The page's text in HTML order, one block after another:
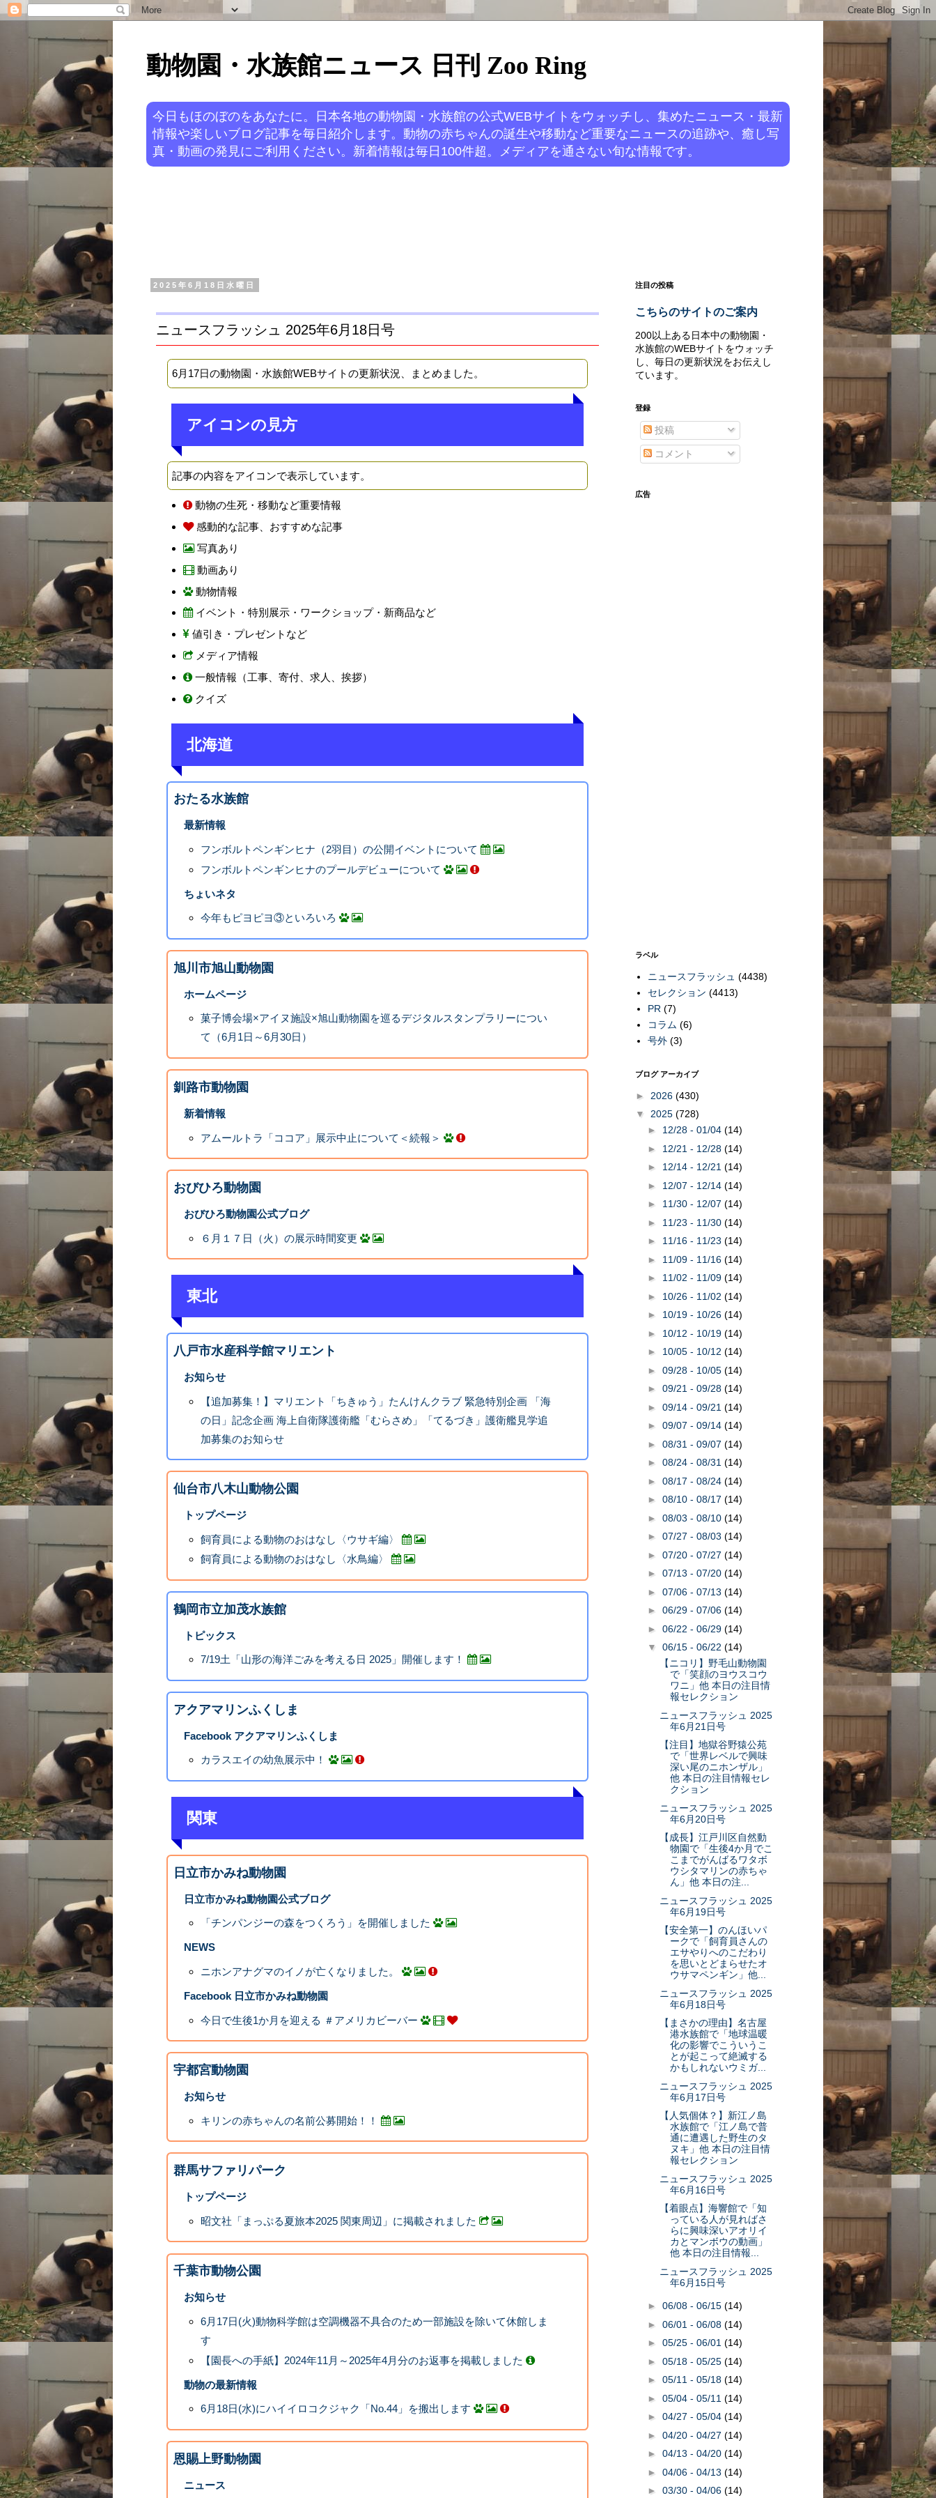
動物園・水族館ニュース 日刊 Zoo Ring
今日もほのぼのをあなたに。日本各地の動物園・水族館の公式WEBサイトをウォッチし、集めたニュース・最新
情報や楽しいブログ記事を毎日紹介します。動物の赤ちゃんの誕生や移動など重要なニュースの追跡や、癒し写
真・動画の発見にご利用ください。新着情報は毎日100件超。メディアを通さない旬な情報です。
2025年6月18日水曜日
ニュースフラッシュ 2025年6月18日号
6月17日の動物園・水族館WEBサイトの更新状況、まとめました。
アイコンの見方
記事の内容をアイコンで表示しています。
動物の生死・移動など重要情報
感動的な記事、おすすめな記事
写真あり
動画あり
動物情報
イベント・特別展示・ワークショップ・新商品など
値引き・プレゼントなど
メディア情報
一般情報（工事、寄付、求人、挨拶）
クイズ
北海道
おたる水族館
最新情報
フンボルトペンギンヒナ（2羽目）の公開イベントについて
フンボルトペンギンヒナのプールデビューについて
ちょいネタ
今年もピヨピヨ③といろいろ
旭川市旭山動物園
ホームページ
菓子博会場×アイヌ施設×旭山動物園を巡るデジタルスタンプラリーについ
て（6月1日～6月30日）
釧路市動物園
新着情報
アムールトラ「ココア」展示中止について＜続報＞
おびひろ動物園
おびひろ動物園公式ブログ
６月１７日（火）の展示時間変更
東北
八戸市水産科学館マリエント
お知らせ
【追加募集！】マリエント「ちきゅう」たんけんクラブ 緊急特別企画 「海
の日」記念企画 海上自衛隊護衛艦「むらさめ」「てるづき」護衛艦見学追
加募集のお知らせ
仙台市八木山動物公園
トップページ
飼育員による動物のおはなし〈ウサギ編〉
飼育員による動物のおはなし〈水鳥編〉
鶴岡市立加茂水族館
トピックス
7/19土「山形の海洋ごみを考える日 2025」開催します！
アクアマリンふくしま
Facebook アクアマリンふくしま
カラスエイの幼魚展示中！
関東
日立市かみね動物園
日立市かみね動物園公式ブログ
「チンパンジーの森をつくろう」を開催しました
NEWS
ニホンアナグマのイノが亡くなりました。
Facebook 日立市かみね動物園
今日で生後1か月を迎える ＃アメリカビーバー
宇都宮動物園
お知らせ
キリンの赤ちゃんの名前公募開始！！
群馬サファリパーク
トップページ
昭文社「まっぷる夏旅本2025 関東周辺」に掲載されました
千葉市動物公園
お知らせ
6月17日(火)動物科学館は空調機器不具合のため一部施設を除いて休館しま
す
【園長への手紙】2024年11月～2025年4月分のお返事を掲載しました
動物の最新情報
6月18日(水)にハイイロコクジャク「No.44」を搬出します
恩賜上野動物園
ニュース
注目の投稿
こちらのサイトのご案内
200以上ある日本中の動物園・
水族館のWEBサイトをウォッチ
し、毎日の更新状況をお伝えし
ています。
登録
投稿
コメント
広告
ラベル
ニュースフラッシュ (4438)
セレクション (4413)
PR (7)
コラム (6)
号外 (3)
ブログ アーカイブ
► 2026 (430)
▼ 2025 (728)
► 12/28 - 01/04 (14)
► 12/21 - 12/28 (14)
► 12/14 - 12/21 (14)
► 12/07 - 12/14 (14)
► 11/30 - 12/07 (14)
► 11/23 - 11/30 (14)
► 11/16 - 11/23 (14)
► 11/09 - 11/16 (14)
► 11/02 - 11/09 (14)
► 10/26 - 11/02 (14)
► 10/19 - 10/26 (14)
► 10/12 - 10/19 (14)
► 10/05 - 10/12 (14)
► 09/28 - 10/05 (14)
► 09/21 - 09/28 (14)
► 09/14 - 09/21 (14)
► 09/07 - 09/14 (14)
► 08/31 - 09/07 (14)
► 08/24 - 08/31 (14)
► 08/17 - 08/24 (14)
► 08/10 - 08/17 (14)
► 08/03 - 08/10 (14)
► 07/27 - 08/03 (14)
► 07/20 - 07/27 (14)
► 07/13 - 07/20 (14)
► 07/06 - 07/13 (14)
► 06/29 - 07/06 (14)
► 06/22 - 06/29 (14)
▼ 06/15 - 06/22 (14)
【ニコリ】野毛山動物園
で「笑顔のヨウスコウ
ワニ」他 本日の注目情
報セレクション
ニュースフラッシュ 2025
年6月21日号
【注目】地獄谷野猿公苑
で「世界レベルで興味
深い尾のニホンザル」
他 本日の注目情報セレ
クション
ニュースフラッシュ 2025
年6月20日号
【成長】江戸川区自然動
物園で「生後4か月でこ
こまでがんばるワタボ
ウシタマリンの赤ちゃ
ん」他 本日の注...
ニュースフラッシュ 2025
年6月19日号
【安全第一】のんほいパ
ークで「飼育員さんの
エサやりへのこだわり
を思いとどまらせたオ
ウサマペンギン」他...
ニュースフラッシュ 2025
年6月18日号
【まさかの理由】名古屋
港水族館で「地球温暖
化の影響でこういうこ
とが起こって絶滅する
かもしれないウミガ...
ニュースフラッシュ 2025
年6月17日号
【人気個体？】新江ノ島
水族館で「江ノ島で普
通に遭遇した野生のタ
ヌキ」他 本日の注目情
報セレクション
ニュースフラッシュ 2025
年6月16日号
【着眼点】海響館で「知
っている人が見ればさ
らに興味深いアオリイ
カとマンボウの動画」
他 本日の注目情報...
ニュースフラッシュ 2025
年6月15日号
► 06/08 - 06/15 (14)
► 06/01 - 06/08 (14)
► 05/25 - 06/01 (14)
► 05/18 - 05/25 (14)
► 05/11 - 05/18 (14)
► 05/04 - 05/11 (14)
► 04/27 - 05/04 (14)
► 04/20 - 04/27 (14)
► 04/13 - 04/20 (14)
► 04/06 - 04/13 (14)
► 03/30 - 04/06 (14)